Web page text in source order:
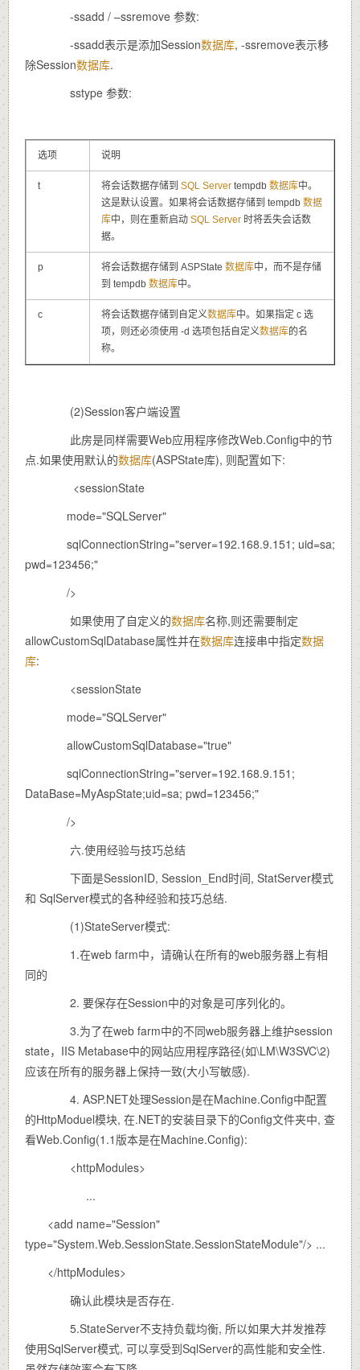
-ssadd / –ssremove 参数:
-ssadd表示是添加Session数据库, -ssremove表示移
除Session数据库.
sstype 参数:
选项 说明
t 将会话数据存储到 SQL Server tempdb 数据库中。
这是默认设置。如果将会话数据存储到 tempdb 数据
库中，则在重新启动 SQL Server 时将丢失会话数
据。
p 将会话数据存储到 ASPState 数据库中，而不是存储
到 tempdb 数据库中。
c 将会话数据存储到自定义数据库中。如果指定 c 选
项，则还必须使用 -d 选项包括自定义数据库的名
称。
(2)Session客户端设置
此房是同样需要Web应用程序修改Web.Config中的节
点.如果使用默认的数据库(ASPState库), 则配置如下:
<sessionState
mode="SQLServer"
sqlConnectionString="server=192.168.9.151; uid=sa;
pwd=123456;"
/>
如果使用了自定义的数据库名称,则还需要制定
allowCustomSqlDatabase属性并在数据库连接串中指定数据
库:
<sessionState
mode="SQLServer"
allowCustomSqlDatabase="true"
sqlConnectionString="server=192.168.9.151;
DataBase=MyAspState;uid=sa; pwd=123456;"
/>
六.使用经验与技巧总结
下面是SessionID, Session_End时间, StatServer模式
和 SqlServer模式的各种经验和技巧总结.
(1)StateServer模式:
1.在web farm中，请确认在所有的web服务器上有相
同的
2. 要保存在Session中的对象是可序列化的。
3.为了在web farm中的不同web服务器上维护session
state，IIS Metabase中的网站应用程序路径(如\LM\W3SVC\2)
应该在所有的服务器上保持一致(大小写敏感).
4. ASP.NET处理Session是在Machine.Config中配置
的HttpModuel模块, 在.NET的安装目录下的Config文件夹中, 查
看Web.Config(1.1版本是在Machine.Config):
<httpModules>
...
<add name="Session"
type="System.Web.SessionState.SessionStateModule"/> ...
</httpModules>
确认此模块是否存在.
5.StateServer不支持负载均衡, 所以如果大并发推荐
使用SqlServer模式, 可以享受到SqlServer的高性能和安全性.